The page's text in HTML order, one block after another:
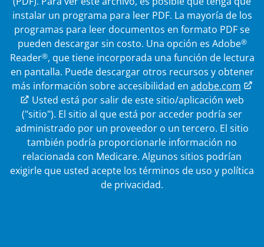
instalar un programa para leer PDF. La mayoría de los
programas para leer documentos en formato PDF se
pueden descargar sin costo. Una opción es Adobe®
Reader®, que tiene incorporada una función de lectura
en pantalla. Puede descargar otros recursos y obtener
más información sobre accesibilidad en adobe.com
Enlace externo
Usted está por salir de este sitio/aplicación web
("sitio"). El sitio al que está por acceder podría ser
administrado por un proveedor o un tercero. El sitio
también podría proporcionarle información no
relacionada con Medicare. Algunos sitios podrían
exigirle que usted acepte los términos de uso y política
de privacidad.